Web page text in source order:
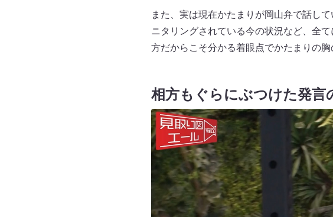
また、実は現在かたまりが岡山弁で話し
ニタリングされている今の状況など、全
方だからこそ分かる着眼点でかたまりの
相方もぐらにぶつけた発言